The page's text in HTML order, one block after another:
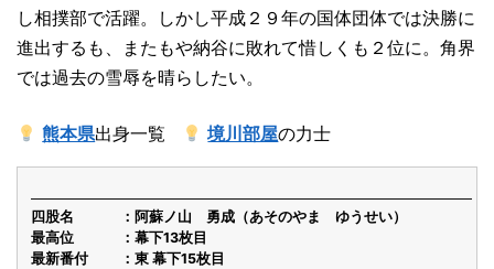
し相撲部で活躍。しかし平成２９年の国体団体では決勝に
進出するも、またもや納谷に敗れて惜しくも２位に。角界
では過去の雪辱を晴らしたい。
熊本県出身一覧 境川部屋の力士
四股名
阿蘇ノ山 勇成（あそのやま ゆうせい）
最高位
幕下13枚目
最新番付
東 幕下15枚目